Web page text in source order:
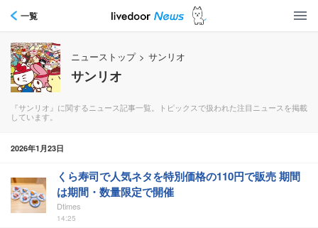
一覧
ニューストップ > サンリオ
サンリオ
『サンリオ』に関するニュース記事一覧。トピックスで扱われた注目ニュースを掲載
しています。
2026年1月23日
くら寿司で人気ネタを特別価格の110円で販売 期間
は期間・数量限定で開催
Dtimes
14:25